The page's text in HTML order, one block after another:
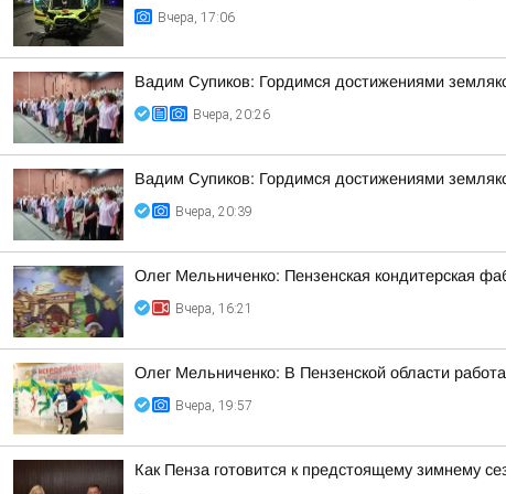
Вчера, 17:06
Вадим Супиков: Гордимся достижениями
Вчера, 20:26
Вадим Супиков: Гордимся достижениями
Вчера, 20:39
Олег Мельниченко: Пензенская кондитерская
Вчера, 16:21
Олег Мельниченко: В Пензенской области
Вчера, 19:57
Как Пенза готовится к предстоящему зимнему